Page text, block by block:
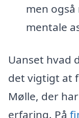
men
mentale
Uanset hvad
det vigtigt at
Mølle, der
erfaring. På